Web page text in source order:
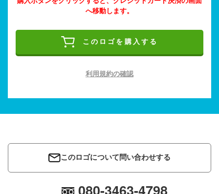
へ移動します。
このロゴを購入する
利用規約の確認
このロゴについて問い合わせする
080-3463-4798